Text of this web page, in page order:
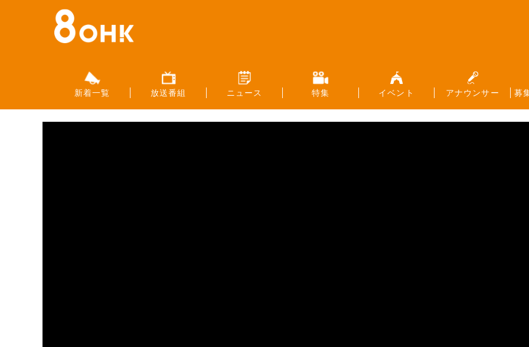
新着一覧 放送番組 ニュース 特集 イベント アナウンサー 募